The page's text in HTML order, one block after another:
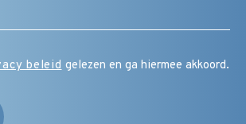
opmerking
(Vereist)
Instemming
beleidgelezen en ga hiermee akkoord.